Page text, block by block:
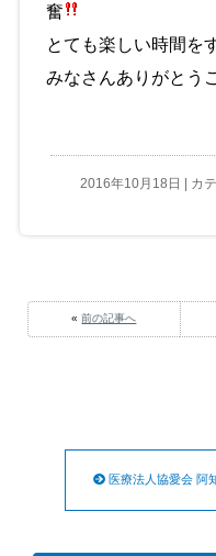
奮
とても楽しい時間を
みなさんありがとう
2016年10月18日 | カテ
«前の記事へ
医療法人協愛会 阿